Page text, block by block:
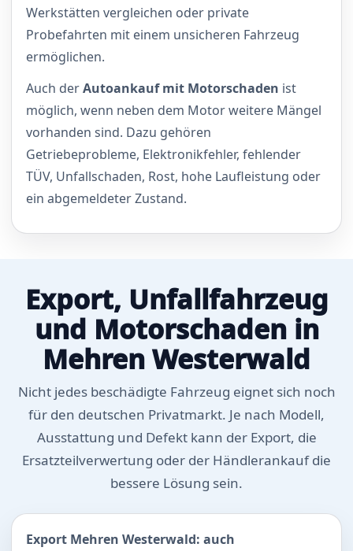
Werkstätten vergleichen oder private
Probefahrten mit einem unsicheren Fahrzeug
ermöglichen.
Auch derAutoankauf mit Motorschaden ist
möglich, wenn neben dem Motor weitere Mängel
vorhanden sind. Dazu gehören
Getriebeprobleme, Elektronikfehler, fehlender
TÜV, Unfallschaden, Rost, hohe Laufleistung oder
ein abgemeldeter Zustand.
Export, Unfallfahrzeug
und Motorschaden in
Mehren Westerwald
Nicht jedes beschädigte Fahrzeug eignet sich noch
für den deutschen Privatmarkt. Je nach Modell,
Ausstattung und Defekt kann der Export, die
Ersatzteilverwertung oder der Händlerankauf die
bessere Lösung sein.
Export Mehren Westerwald: auch